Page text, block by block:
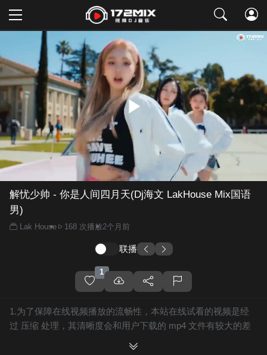
取消
解忧少帅 - 你是人间四月天(Dj海文 LakHouse Mix国语
男)
Lak House 168 次播放2个月前
联播
1
1.为了保障在线视频播放的流畅性，本站在线试看的视频是经
过 压缩 处理，其清晰度会和用户下载的 mp4 文件有较大的差